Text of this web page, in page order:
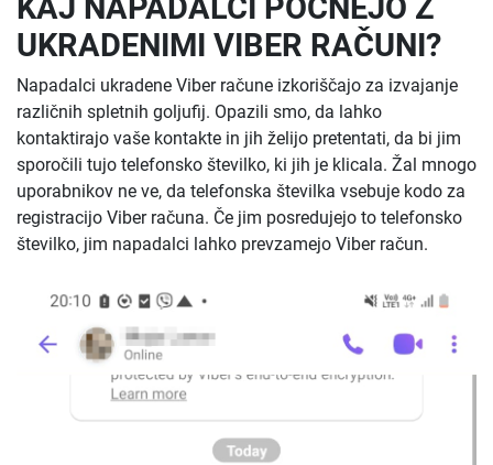
KAJ NAPADALCI POČNEJO Z
UKRADENIMI VIBER RAČUNI?
Napadalci ukradene Viber račune izkoriščajo za izvajanje
različnih spletnih goljufij. Opazili smo, da lahko
kontaktirajo vaše kontakte in jih želijo pretentati, da bi jim
sporočili tujo telefonsko številko, ki jih je klicala. Žal mnogo
uporabnikov ne ve, da telefonska številka vsebuje kodo za
registracijo Viber računa. Če jim posredujejo to telefonsko
številko, jim napadalci lahko prevzamejo Viber račun.